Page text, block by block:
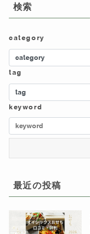
検索
category
tag
keyword
最近の投稿